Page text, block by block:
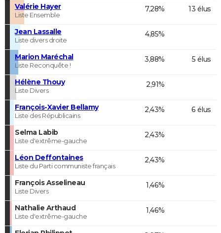
Valérie Hayer
Liste Ensemble
7,28% 13 élus
Jean Lassalle
Liste divers droite
4,85%
Marion Maréchal
Liste Reconquête !
3,88% 5 élus
Hélène Thouy
Liste Divers
2,91%
François-Xavier Bellamy
Liste des Républicains
2,43% 6 élus
Selma Labib
Liste d'extrême-gauche
2,43%
Léon Deffontaines
Liste du Parti communiste français
2,43%
François Asselineau
Liste Divers
1,46%
Nathalie Arthaud
Liste d'extrême-gauche
1,46%